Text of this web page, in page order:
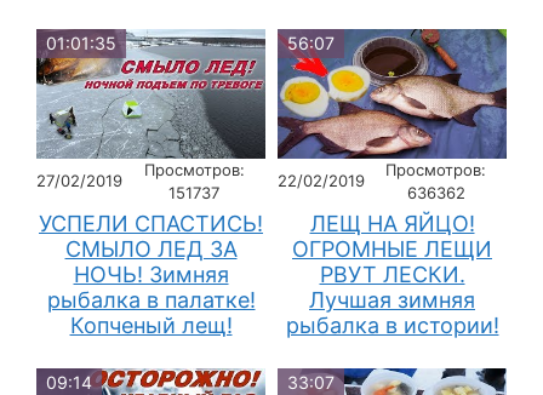
01:01:35
27/02/2019
Просмотров:
151737
УСПЕЛИ СПАСТИСЬ!
СМЫЛО ЛЕД ЗА
НОЧЬ! Зимняя
рыбалка в палатке!
Копченый лещ!
56:07
22/02/2019
Просмотров:
636362
ЛЕЩ НА ЯЙЦО!
ОГРОМНЫЕ ЛЕЩИ
РВУТ ЛЕСКИ.
Лучшая зимняя
рыбалка в истории!
09:14 33:07